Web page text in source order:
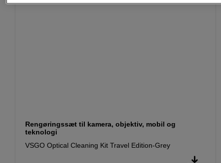
Rengøringssæt til kamera, objektiv, mobil og
teknologi
VSGO Optical Cleaning Kit Travel Edition-Grey